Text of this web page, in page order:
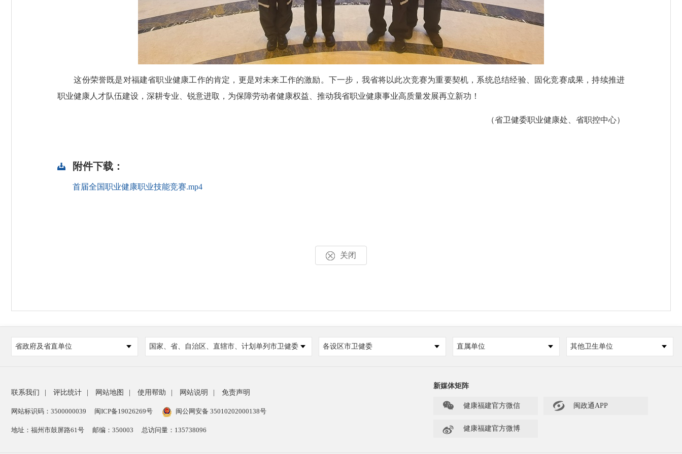
这份荣誉既是对福建省职业健康工作的肯定，更是对未来工作的激励。下一步，我省将以此次竞赛为重要契机，系统总结经验、固化竞赛成果，持续推进
职业健康人才队伍建设，深耕专业、锐意进取，为保障劳动者健康权益、推动我省职业健康事业高质量发展再立新功！
（省卫健委职业健康处、省职控中心）
附件下载：
首届全国职业健康职业技能竞赛.mp4
关闭
省政府及省直单位 国家、省、自治区、直辖市、计划单列市卫健委 各设区市卫健委 直属单位 其他卫生单位
联系我们 评比统计 网站地图 使用帮助 网站说明 免责声明
网站标识码：3500000039 闽ICP备19026269号 闽公网安备 35010202000138号
地址：福州市鼓屏路61号 邮编：350003 总访问量： 135738096
新媒体矩阵
 健康福建官方微信  闽政通APP
 健康福建官方微博